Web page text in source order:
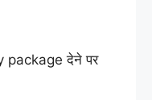
package देने पर